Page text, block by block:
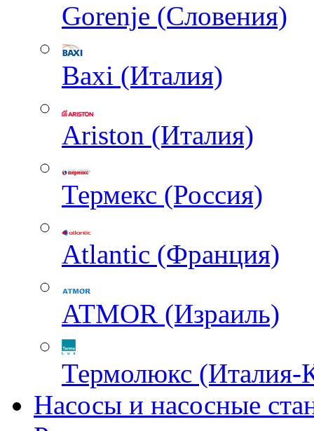
Gorenje (Словения)
Baxi (Италия)
Ariston (Италия)
Термекс (Россия)
Atlantic (Франция)
ATMOR (Израиль)
Термолюкс (Италия-
Насосы и насосные